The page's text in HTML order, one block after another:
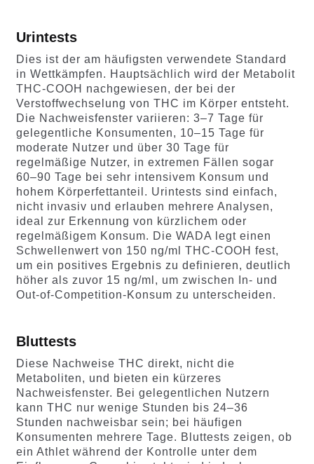
Urintests
Dies ist der am häufigsten verwendete Standard
in Wettkämpfen. Hauptsächlich wird der Metabolit
THC-COOH nachgewiesen, der bei der
Verstoffwechselung von THC im Körper entsteht.
Die Nachweisfenster variieren: 3–7 Tage für
gelegentliche Konsumenten, 10–15 Tage für
moderate Nutzer und über 30 Tage für
regelmäßige Nutzer, in extremen Fällen sogar
60–90 Tage bei sehr intensivem Konsum und
hohem Körperfettanteil. Urintests sind einfach,
nicht invasiv und erlauben mehrere Analysen,
ideal zur Erkennung von kürzlichem oder
regelmäßigem Konsum. Die WADA legt einen
Schwellenwert von 150 ng/ml THC-COOH fest,
um ein positives Ergebnis zu definieren, deutlich
höher als zuvor 15 ng/ml, um zwischen In- und
Out-of-Competition-Konsum zu unterscheiden.
Bluttests
Diese Nachweise THC direkt, nicht die
Metaboliten, und bieten ein kürzeres
Nachweisfenster. Bei gelegentlichen Nutzern
kann THC nur wenige Stunden bis 24–36
Stunden nachweisbar sein; bei häufigen
Konsumenten mehrere Tage. Bluttests zeigen, ob
ein Athlet während der Kontrolle unter dem